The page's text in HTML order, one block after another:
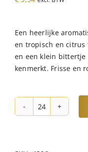
Een heerlijke
en tropisch en
en een klein bittertje
kenmerkt. Frisse en
Tri